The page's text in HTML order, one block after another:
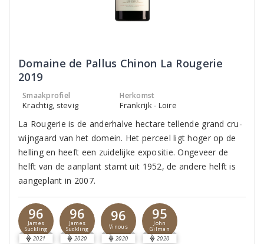
Domaine de Pallus Chinon La Rougerie
2019
Smaakprofiel
Krachtig, stevig
Herkomst
Frankrijk - Loire
La Rougerie is de anderhalve hectare tellende grand cru-
wijngaard van het domein. Het perceel ligt hoger op de
helling en heeft een zuidelijke expositie. Ongeveer de
helft van de aanplant stamt uit 1952, de andere helft is
aangeplant in 2007.
96
James
Suckling
2021
96
James
Suckling
2020
96
Vinous
2020
95
John
Gilman
2020